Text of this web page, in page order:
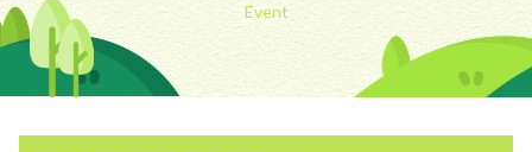
地球温暖化を防ぐ
ごみを減らす
Event